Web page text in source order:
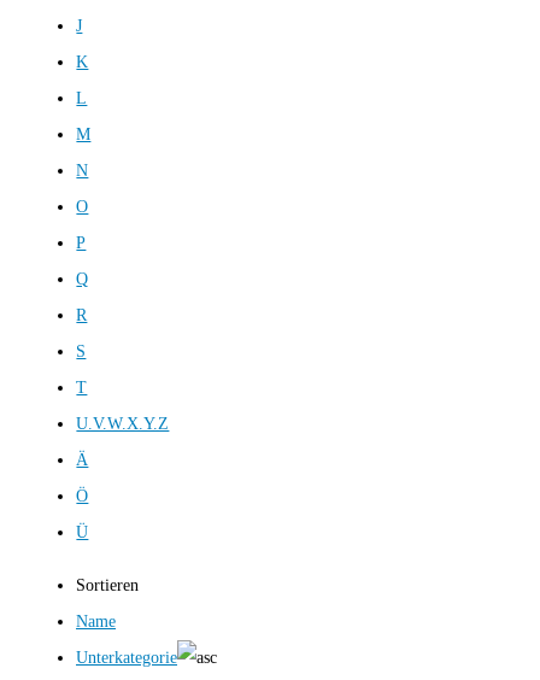
J
K
L
M
N
O
P
Q
R
S
T
U.V.W.X.Y.Z
Ä
Ö
Ü
Sortieren
Name
Unterkategorie